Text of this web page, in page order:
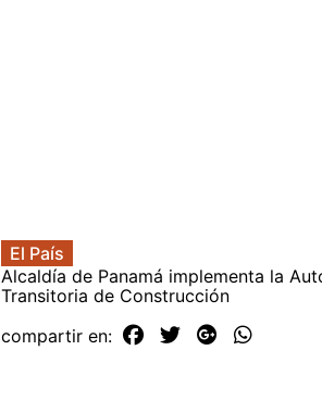
El País
Alcaldía de Panamá implementa la
Transitoria de Construcción
compartir en: